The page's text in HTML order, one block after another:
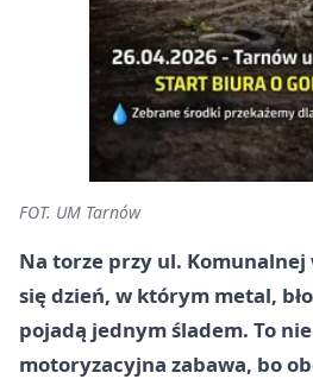
FOT. UM Tarnów
Na torze przy ul. Komunalnej
się dzień, w którym metal,
pojadą jednym śladem. To
motoryzacyjna zabawa, bo